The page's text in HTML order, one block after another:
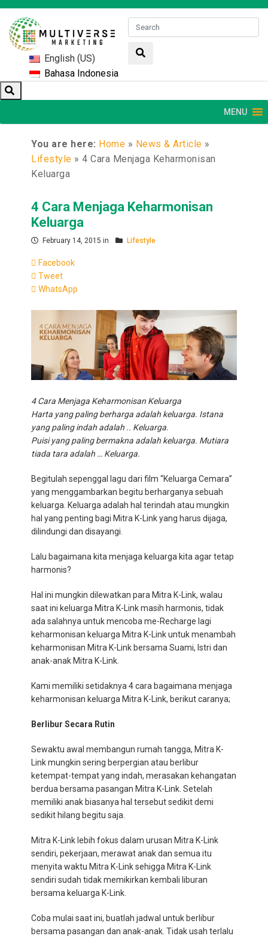
English (US)
Bahasa Indonesia
MENU
You are here: Home » News & Article »
Lifestyle »4 Cara Menjaga Keharmonisan
Keluarga
4 Cara Menjaga Keharmonisan
Keluarga
February 14, 2015 in Lifestyle
Facebook
Tweet
WhatsApp
4 Cara Menjaga Keharmonisan Keluarga
Harta yang paling berharga adalah keluarga. Istana
yang paling indah adalah .. Keluarga.
Puisi yang paling bermakna adalah keluarga. Mutiara
tiada tara adalah … Keluarga.
Begitulah sepenggal lagu dari film “Keluarga Cemara”
yang menggambarkan begitu berharganya sebuah
keluarga. Keluarga adalah hal terindah atau mungkin
hal yang penting bagi Mitra K-Link yang harus dijaga,
dilindungi dan disayangi.
Lalu bagaimana kita menjaga keluarga kita agar tetap
harmonis?
Hal ini mungkin dilewatkan para Mitra K-Link, walau
saat ini keluarga Mitra K-Link masih harmonis, tidak
ada salahnya untuk mencoba me-Recharge lagi
keharmonisan keluarga Mitra K-Link untuk menambah
keharmonisan Mitra K-Link bersama Suami, Istri dan
anak-anak Mitra K-Link.
Kami memiliki setidaknya 4 cara bagaimana menjaga
keharmonisan keluarga Mitra K-Link, berikut caranya;
Berlibur Secara Rutin
Sewaktu awal membangun rumah tangga, Mitra K-
Link mungkin sering berpergian atau berlibur
ketempat-tempat yang indah, merasakan kehangatan
berdua bersama pasangan Mitra K-Link. Setelah
memiliki anak biasanya hal tersebut sedikit demi
sedikit hilang begitu saja.
Mitra K-Link lebih fokus dalam urusan Mitra K-Link
sendiri, pekerjaan, merawat anak dan semua itu
menyita waktu Mitra K-Link sehigga Mitra K-Link
sendiri sudah tidak memikirkan kembali liburan
bersama keluarga K-Link.
Coba mulai saat ini, buatlah jadwal untuk berlibur
bersama pasangan dan anak-anak. Tidak usah terlalu